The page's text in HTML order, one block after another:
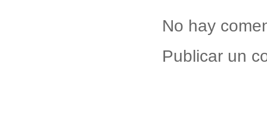
No hay
Publicar un